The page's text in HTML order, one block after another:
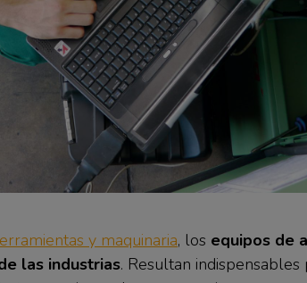
y maquinaria, los equipos de
las industrias. Resultan